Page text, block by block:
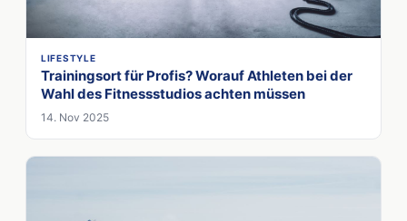
LIFESTYLE
Trainingsort für Profis? Worauf Athleten bei der
Wahl des Fitnessstudios achten müssen
14. Nov 2025